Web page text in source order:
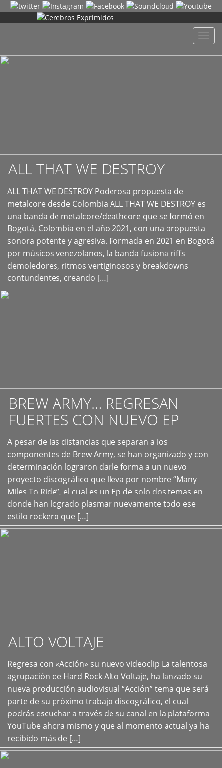
ALL THAT WE DESTROY
ALL THAT WE DESTROY Poderosa propuesta de
metalcore desde Colombia ALL THAT WE DESTROY es
una banda de metalcore/deathcore que se formó en
Bogotá, Colombia en el año 2021, con una propuesta
sonora potente y agresiva. Formada en 2021 en Bogotá
por músicos venezolanos, la banda fusiona riffs
demoledores, ritmos vertiginosos y breakdowns
contundentes, creando […]
+
BREW ARMY… REGRESAN
FUERTES CON NUEVO EP
A pesar de las distancias que separan a los
componentes de Brew Army, se han organizado y con
determinación lograron darle forma a un nuevo
proyecto discográfico que lleva por nombre “Many
Miles To Ride”, el cual es un Ep de solo dos temas en
donde han logrado plasmar nuevamente todo ese
estilo rockero que […]
+
ALTO VOLTAJE
Regresa con «Acción» su nuevo videoclip La talentosa
agrupación de Hard Rock Alto Voltaje, ha lanzado su
nueva producción audiovisual “Acción” tema que será
parte de su próximo trabajo discográfico, el cual
podrás escuchar a través de su canal en la plataforma
YouTube ahora mismo y que al momento actual ya ha
recibido más de […]
+